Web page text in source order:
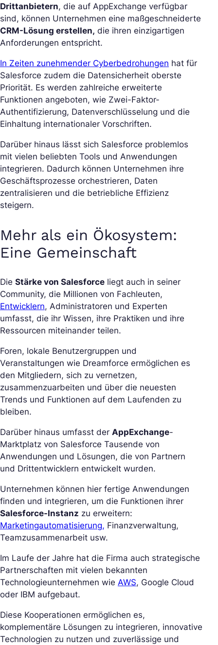
Drittanbietern, die auf AppExchange verfügbar
sind, können Unternehmen eine maßgeschneiderte
CRM-Lösung erstellen, die ihren einzigartigen
Anforderungen entspricht.
In Zeiten zunehmender Cyberbedrohungen hat für
Salesforce zudem die Datensicherheit oberste
Priorität. Es werden zahlreiche erweiterte
Funktionen angeboten, wie Zwei-Faktor-
Authentifizierung, Datenverschlüsselung und die
Einhaltung internationaler Vorschriften.
Darüber hinaus lässt sich Salesforce problemlos
mit vielen beliebten Tools und Anwendungen
integrieren. Dadurch können Unternehmen ihre
Geschäftsprozesse orchestrieren, Daten
zentralisieren und die betriebliche Effizienz
steigern.
Mehr als ein Ökosystem:
Eine Gemeinschaft
Die Stärke von Salesforce liegt auch in seiner
Community, die Millionen von Fachleuten,
Entwicklern, Administratoren und Experten
umfasst, die ihr Wissen, ihre Praktiken und ihre
Ressourcen miteinander teilen.
Foren, lokale Benutzergruppen und
Veranstaltungen wie Dreamforce ermöglichen es
den Mitgliedern, sich zu vernetzen,
zusammenzuarbeiten und über die neuesten
Trends und Funktionen auf dem Laufenden zu
bleiben.
Darüber hinaus umfasst der AppExchange-
Marktplatz von Salesforce Tausende von
Anwendungen und Lösungen, die von Partnern
und Drittentwicklern entwickelt wurden.
Unternehmen können hier fertige Anwendungen
finden und integrieren, um die Funktionen ihrer
Salesforce-Instanz zu erweitern:
Marketingautomatisierung, Finanzverwaltung,
Teamzusammenarbeit usw.
Im Laufe der Jahre hat die Firma auch strategische
Partnerschaften mit vielen bekannten
Technologieunternehmen wie AWS, Google Cloud
oder IBM aufgebaut.
Diese Kooperationen ermöglichen es,
komplementäre Lösungen zu integrieren, innovative
Technologien zu nutzen und zuverlässige und